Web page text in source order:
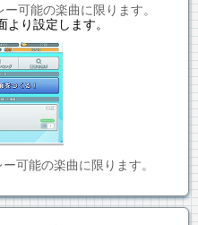
可能の楽曲に限ります。
り設定します。
可能の楽曲に限ります。